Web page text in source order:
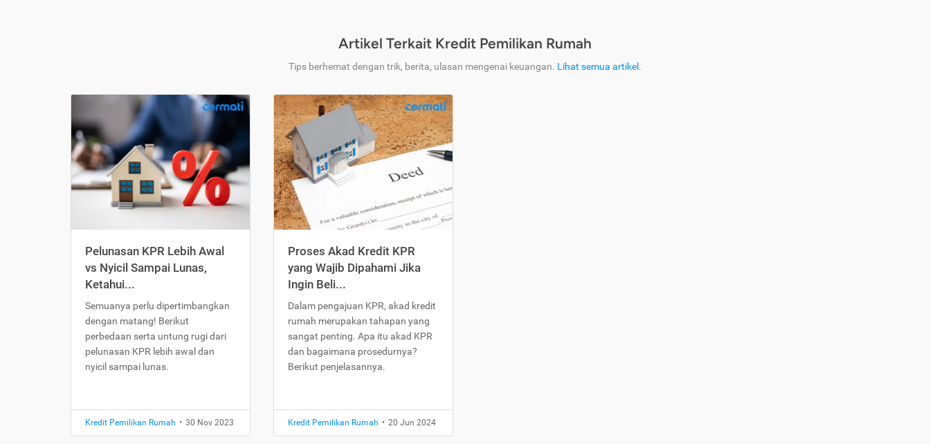
Artikel Terkait Kredit Pemilikan Rumah
Tips berhemat dengan trik, berita, ulasan mengenai keuangan. Lihat semua artikel .
Pelunasan KPR Lebih Awal
vs Nyicil Sampai Lunas,
Ketahui...
Semuanya perlu dipertimbangkan
dengan matang! Berikut
perbedaan serta untung rugi dari
pelunasan KPR lebih awal dan
nyicil sampai lunas.
Kredit Pemilikan Rumah • 30 Nov 2023
Proses Akad Kredit KPR
yang Wajib Dipahami Jika
Ingin Beli...
Dalam pengajuan KPR, akad kredit
rumah merupakan tahapan yang
sangat penting. Apa itu akad KPR
dan bagaimana prosedurnya?
Berikut penjelasannya.
Kredit Pemilikan Rumah • 20 Jun 2024